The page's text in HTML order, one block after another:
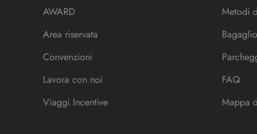
AWARD
Area riservata
Convenzioni
Lavora con noi
Viaggi Incentive
Metodi
Bagaglio
FAQ
Mappa